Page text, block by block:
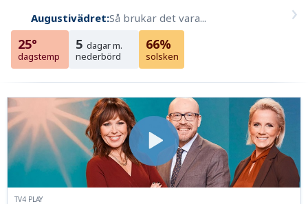
Augustivädret:Så brukar det vara...
25°
dagstemp
5 dagar m.
nederbörd
66%
solsken
TV4 PLAY